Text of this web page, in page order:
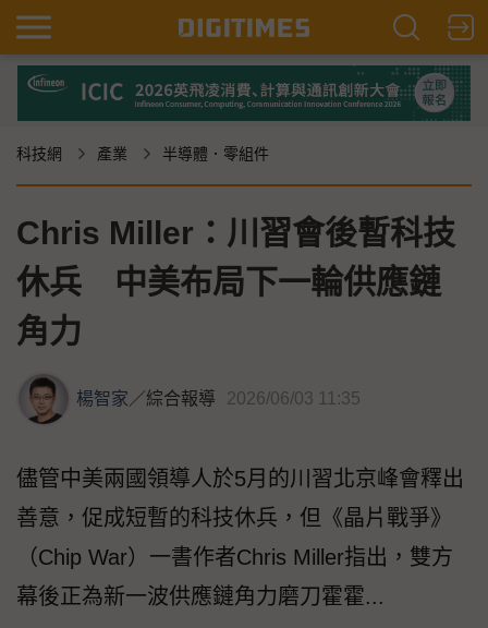
科技網 產業 半導體．零組件
Chris Miller：川習會後暫科技
休兵 中美布局下一輪供應鏈
角力
楊智家／綜合報導 2026/06/03 11:35
儘管中美兩國領導人於5月的川習北京峰會釋出
善意，促成短暫的科技休兵，但《晶片戰爭》
（Chip War）一書作者Chris Miller指出，雙方
幕後正為新一波供應鏈角力磨刀霍霍...